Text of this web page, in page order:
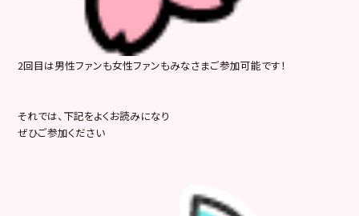
2回目は男性ファンも女性ファンもみなさまご参加可能です！
それでは、下記をよくお読みになり
ぜひご参加ください